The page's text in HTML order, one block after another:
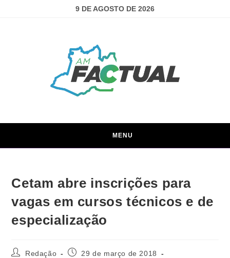
9 DE AGOSTO DE 2026
MENU
Cetam abre inscrições para
vagas em cursos técnicos e de
especialização
Redação
29 de março de 2018